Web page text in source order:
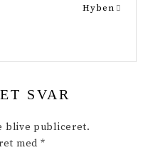
Hyben
SVAR
blive publiceret.
med *